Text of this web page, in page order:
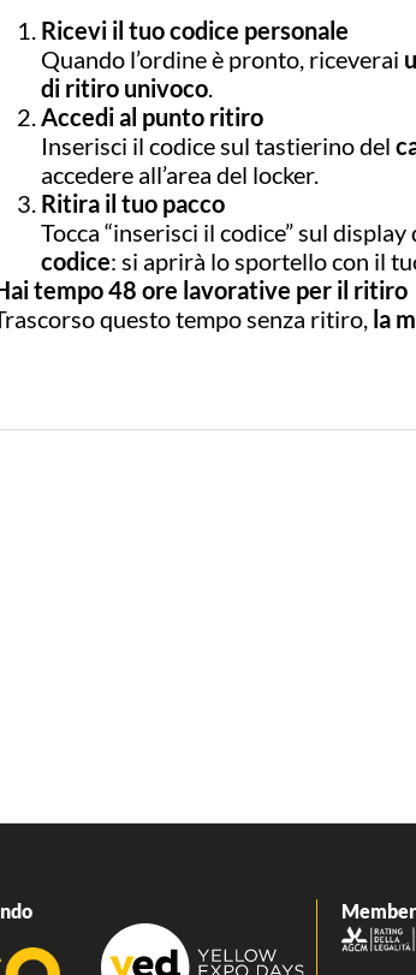
Ricevi il tuo codice personale
Quando l’ordine è pronto, riceverai
di ritiro univoco
Accedi al punto ritiro
Inserisci il codice sul tastierino del
accedere all’area del locker.
Ritira il tuo pacco
Tocca “inserisci il codice” sul
codice: si aprirà lo sportello con il
tempo 48 ore lavorative per il ritiro
questo tempo senza ritiro, la